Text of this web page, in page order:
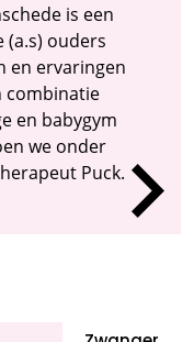
is een
(a.s) ouders
en ervaringen
combinatie
en babygym
we onder
Puck.